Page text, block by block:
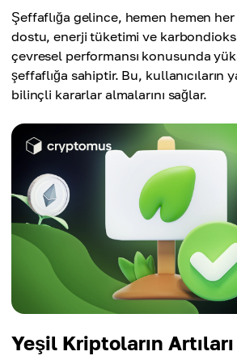
Şeffaflığa gelince, hemen hemen
dostu, enerji tüketimi ve
çevresel performansı konusunda
şeffaflığa sahiptir. Bu, kullanıcıların
bilinçli kararlar almalarını sağlar.
Yeşil Kriptoların Artıları